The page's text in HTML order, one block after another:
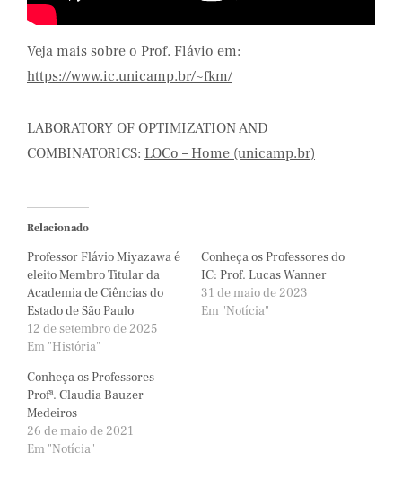
Veja mais sobre o Prof. Flávio em:
https://www.ic.unicamp.br/~fkm/
LABORATORY OF OPTIMIZATION AND
COMBINATORICS: LOCo – Home (unicamp.br)
Relacionado
Professor Flávio Miyazawa é
eleito Membro Titular da
Academia de Ciências do
Estado de São Paulo
12 de setembro de 2025
Em "História"
Conheça os Professores do
IC: Prof. Lucas Wanner
31 de maio de 2023
Em "Notícia"
Conheça os Professores –
Profª. Claudia Bauzer
Medeiros
26 de maio de 2021
Em "Notícia"